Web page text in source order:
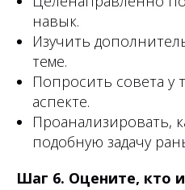
навык.
Изучить
теме.
Попросить совета у
аспекте.
Проанализировать,
подобную задачу
Шаг 6. Оцените, кто